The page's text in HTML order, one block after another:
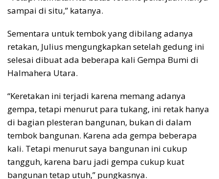
sampai di situ,” katanya.
Sementara untuk tembok yang dibilang adanya
retakan, Julius mengungkapkan setelah gedung ini
selesai dibuat ada beberapa kali Gempa Bumi di
Halmahera Utara.
“Keretakan ini terjadi karena memang adanya
gempa, tetapi menurut para tukang, ini retak hanya
di bagian plesteran bangunan, bukan di dalam
tembok bangunan. Karena ada gempa beberapa
kali. Tetapi menurut saya bangunan ini cukup
tangguh, karena baru jadi gempa cukup kuat
bangunan tetap utuh,” pungkasnya.